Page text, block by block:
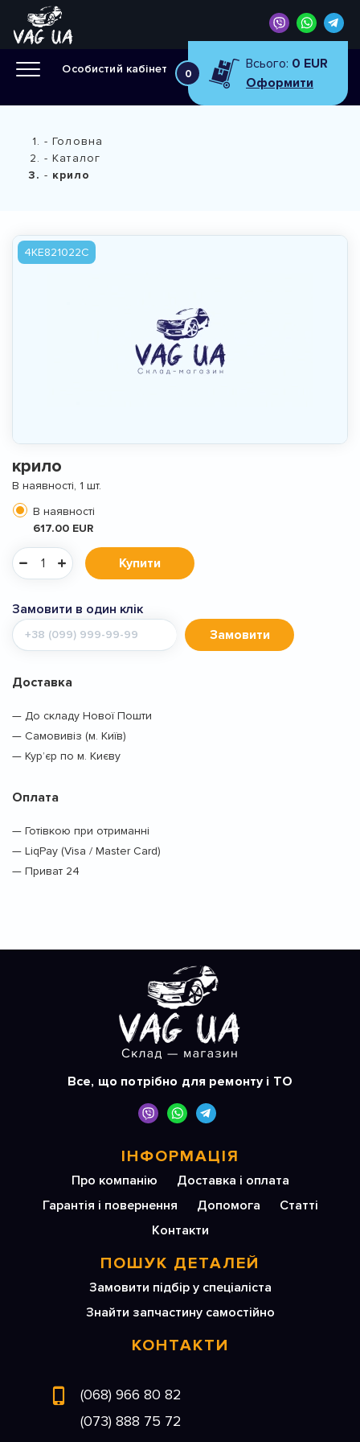
Особистий кабінет 0
Всього: 0 EUR
Оформити
Головна
Каталог
крило
4KE821022C
крило
В наявності, 1 шт.
В наявності
617.00 EUR
Купити
Замовити в один клік
Мобільний
телефон
Замовити
Доставка
— До складу Нової Пошти
— Самовивіз (м. Київ)
— Кур’єр по м. Києву
Оплата
— Готівкою при отриманні
— LiqPay (Visa / Master Card)
— Приват 24
Все, що потрібно для ремонту і ТО
ІНФОРМАЦІЯ
Про компанію
Доставка і оплата
Гарантія і повернення
Допомога
Статті
Контакти
ПОШУК ДЕТАЛЕЙ
Замовити підбір у спеціаліста
Знайти запчастину самостійно
КОНТАКТИ
(068) 966 80 82
(073) 888 75 72